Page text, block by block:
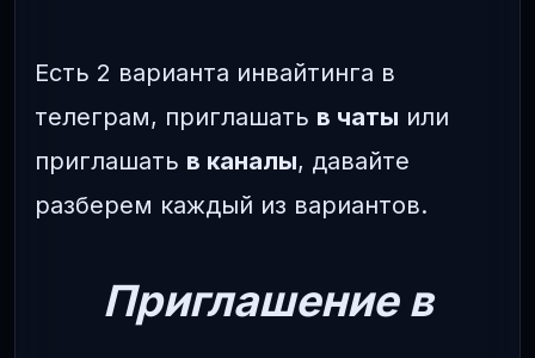
Есть 2 варианта инвайтинга в
телеграм, приглашать в чаты или
приглашать в каналы, давайте
разберем каждый из вариантов.
Приглашение в